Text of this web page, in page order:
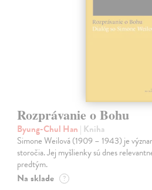
Rozprávanie o Bohu
Byung-Chul Han | Kniha
Simone Weilová (1909 – 1943) je
storočia. Jej myšlienky sú dnes
predtým.
Na sklade ?